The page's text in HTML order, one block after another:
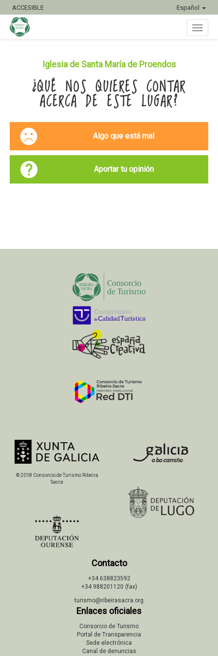
ACCESIBLE Español
Iglesia de Santa María de Proendos
¿QUÉ NOS QUIERES CONTAR
ACERCA DE ESTE LUGAR?
Algo que está mal
Aportar tu opinión
© 2018 Consorcio de Turismo Ribeira
Sacra
Contacto
+34 638823592
+34 988201120 (fax)
turismo@ribeirasacra.org
Enlaces oficiales
Consorcio de Turismo
Portal de Transparencia
Sede electrónica
Canal de denuncias